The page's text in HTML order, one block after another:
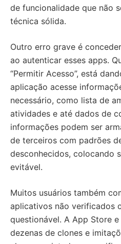
de funcionalidade que não
técnica sólida.
Outro erro grave é
ao autenticar esses apps.
“Permitir Acesso”, está
aplicação acesse
necessário, como lista de
atividades e até dados de
informações podem ser
de terceiros com padrões
desconhecidos, colocando
evitável.
Muitos usuários também
aplicativos não verificados
questionável. A App Store
dezenas de clones e